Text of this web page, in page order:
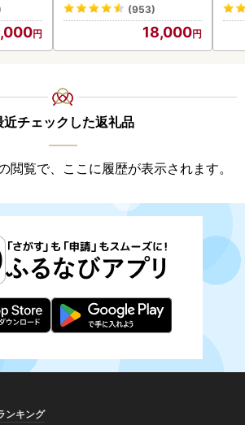
(953)
18,000
近チェックした返礼品
閲覧で、ここに履歴が表示されます。
ンキング